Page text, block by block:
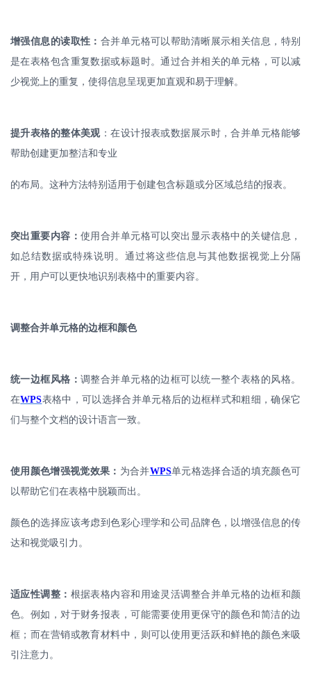
增强信息的读取性： 合并单元格可以帮助清晰展示相关信息，特别
是在表格包含重复数据或标题时。通过合并相关的单元格，可以减
少视觉上的重复，使得信息呈现更加直观和易于理解。
提升表格的整体美观：在设计报表或数据展示时，合并单元格能够
帮助创建更加整洁和专业
的布局。这种方法特别适用于创建包含标题或分区域总结的报表。
突出重要内容： 使用合并单元格可以突出显示表格中的关键信息，
如总结数据或特殊说明。通过将这些信息与其他数据视觉上分隔
开，用户可以更快地识别表格中的重要内容。
调整合并单元格的边框和颜色
统一边框风格： 调整合并单元格的边框可以统一整个表格的风格。
在WPS表格中，可以选择合并单元格后的边框样式和粗细，确保它
们与整个文档的设计语言一致。
使用颜色增强视觉效果： 为合并WPS单元格选择合适的填充颜色可
以帮助它们在表格中脱颖而出。
颜色的选择应该考虑到色彩心理学和公司品牌色，以增强信息的传
达和视觉吸引力。
适应性调整： 根据表格内容和用途灵活调整合并单元格的边框和颜
色。例如，对于财务报表，可能需要使用更保守的颜色和简洁的边
框；而在营销或教育材料中，则可以使用更活跃和鲜艳的颜色来吸
引注意力。